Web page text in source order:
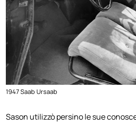
1947 Saab Ursaab
Sason utilizzò persino le sue